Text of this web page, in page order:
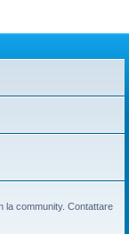
la community. Contattare